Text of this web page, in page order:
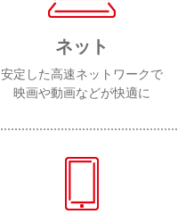
ネット
安定した高速ネットワークで
映画や動画などが快適に